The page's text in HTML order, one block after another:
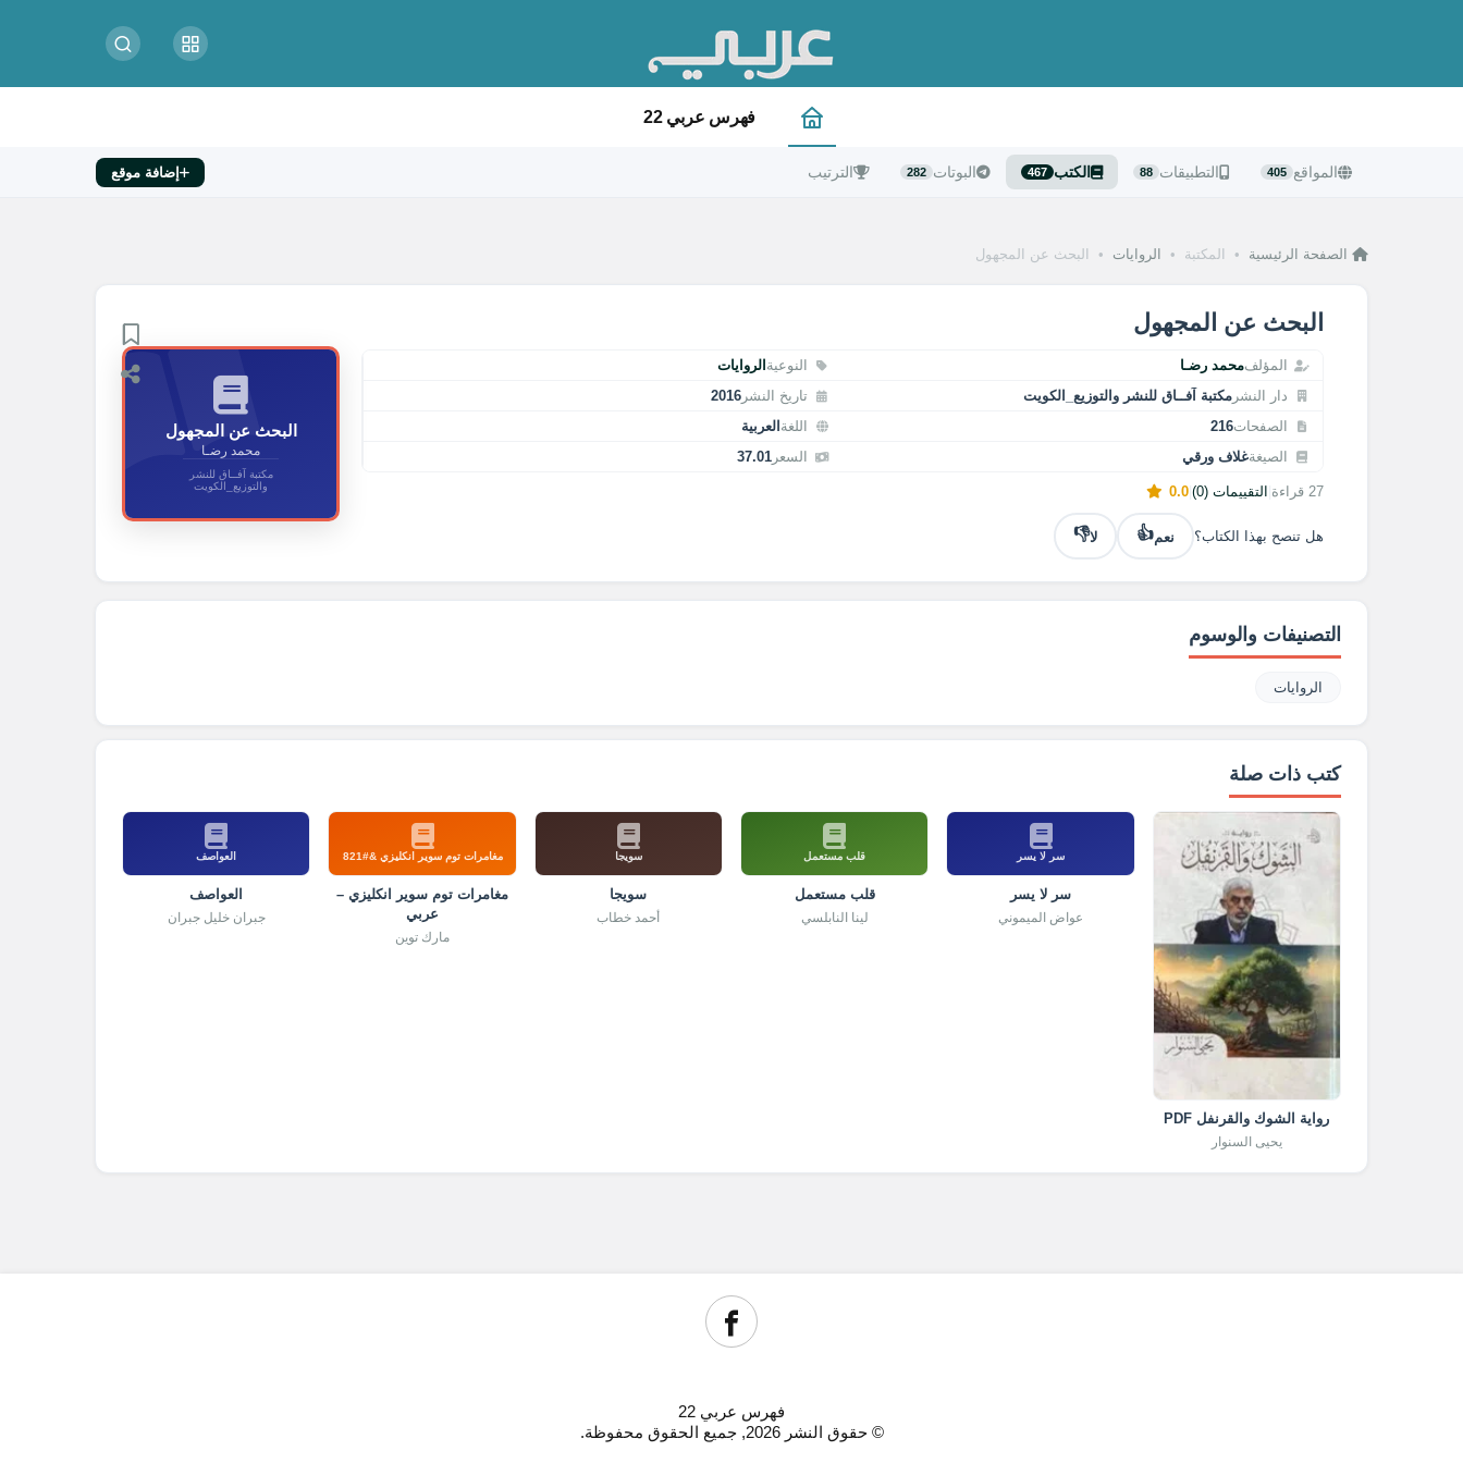
فهرس عربي 22
المواقع 405 التطبيقات 88 الكتب 467 البوتات 282 الترتيب إضافة موقع
الصفحة الرئيسية • المكتبة • الروايات • البحث عن المجهول
البحث عن المجهول
المؤلفمحمد رضـا النوعية الروايات
دار النشر مكتبة آفــاق للنشر والتوزيع_الكويت تاريخ النشر 2016
الصفحات216 اللغة العربية
الصيغةغلاف ورقي السعر 37.01
27 قراءة التقييمات (0) 0.0
هل تنصح بهذا الكتاب؟ نعم👍 لا👎
البحث عن المجهول
محمد رضـا
مكتبة آفــاق للنشر
والتوزيع_الكويت
التصنيفات والوسوم
الروايات
كتب ذات صلة
رواية الشوك والقرنفل PDF
يحيى السنوار
سر لا يسر
سر لا يسر
عواض الميموني
قلب مستعمل
قلب مستعمل
لينا النابلسي
سويجا
سويجا
أحمد خطاب
مغامرات توم سوير انكليزي &#821
مغامرات توم سوير انكليزي –
عربي
مارك توين
العواصف
العواصف
جبران خليل جبران
فهرس عربي 22
© حقوق النشر 2026, جميع الحقوق محفوظة.